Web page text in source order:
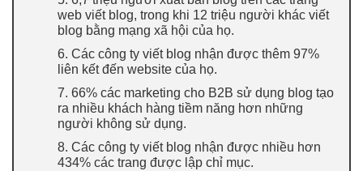
web viết blog, trong khi 12 triệu người khác viết
blog bằng mạng xã hội của họ.
6. Các công ty viết blog nhận được thêm 97%
liên kết đến website của họ.
7. 66% các marketing cho B2B sử dụng blog tạo
ra nhiều khách hàng tiềm năng hơn những
người không sử dụng.
8. Các công ty viết blog nhận được nhiều hơn
434% các trang được lập chỉ mục.